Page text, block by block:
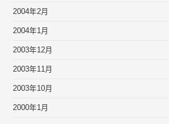
2004年2月
2004年1月
2003年12月
2003年11月
2003年10月
2000年1月